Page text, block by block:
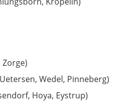
Wedel, Pinneberg)
Hoya, Eystrup)